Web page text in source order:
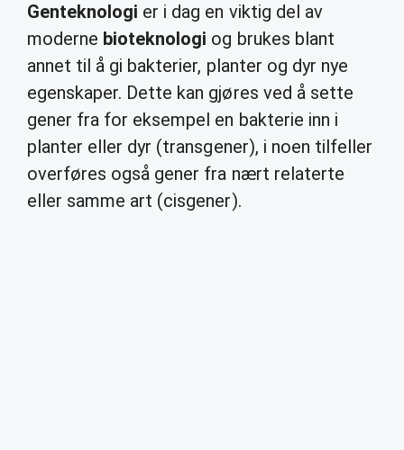
Genteknologi er i dag en viktig del av
moderne bioteknologi og brukes blant
annet til å gi bakterier, planter og dyr nye
egenskaper. Dette kan gjøres ved å sette
gener fra for eksempel en bakterie inn i
planter eller dyr (transgener), i noen tilfeller
overføres også gener fra nært relaterte
eller samme art (cisgener).